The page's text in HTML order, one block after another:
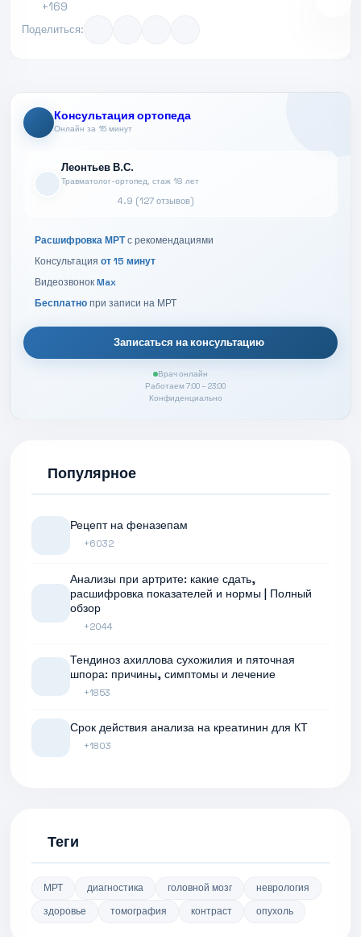
+169
Поделиться:
Консультация ортопеда
Онлайн за 15 минут
Леонтьев В.С.
Травматолог-ортопед, стаж 18 лет
4.9 (127 отзывов)
Расшифровка МРТс рекомендациями
Консультация от 15 минут
Видеозвонок Max
Бесплатно при записи на МРТ
Записаться на консультацию
Врач онлайн
Работаем 7:00 – 23:00
Конфиденциально
Популярное
Рецепт на феназепам
+6032
Анализы при артрите: какие сдать,
расшифровка показателей и нормы | Полный
обзор
+2044
Тендиноз ахиллова сухожилия и пяточная
шпора: причины, симптомы и лечение
+1853
Срок действия анализа на креатинин для КТ
+1803
Теги
МРТ диагностика головной мозг
неврология
здоровье
томография контраст опухоль